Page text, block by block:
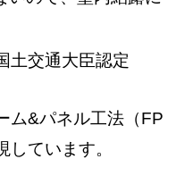
土交通大臣認定
ム&パネル工法（FP
ています。